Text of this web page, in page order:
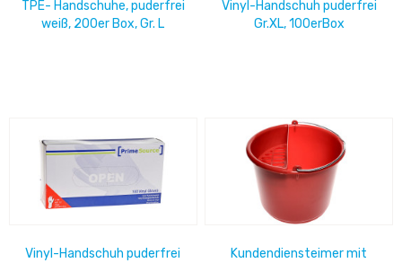
TPE- Handschuhe, puderfrei
weiß, 200er Box, Gr. L
Vinyl-Handschuh puderfrei
Gr.XL, 100erBox
Vinyl-Handschuh puderfrei
Kundendiensteimer mit